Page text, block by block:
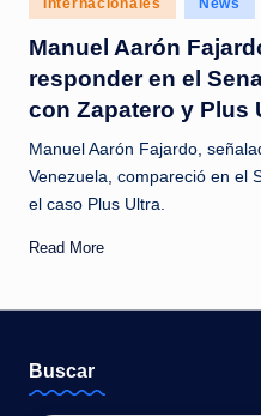
c
i
a
a
l
i
t
a
in
Internacionales News
Manuel Aarón
responder en el
con Zapatero y Plus
Manuel Aarón Fajardo,
Venezuela, compareció en el
el caso Plus Ultra.
Read More
Buscar